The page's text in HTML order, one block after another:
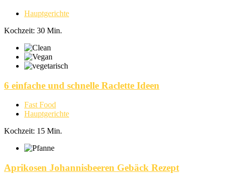
Hauptgerichte
Kochzeit: 30 Min.
6 einfache und schnelle Raclette Ideen
Fast Food
Hauptgerichte
Kochzeit: 15 Min.
Aprikosen Johannisbeeren Gebäck Rezept